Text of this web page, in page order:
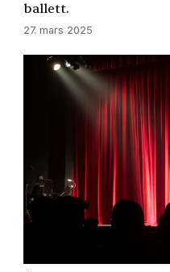
ballett.
27. mars 2025